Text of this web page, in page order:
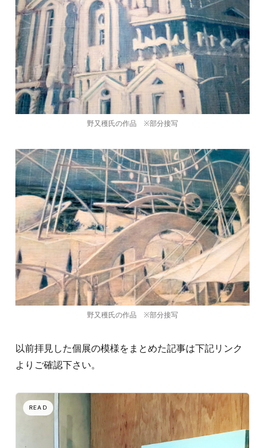
野又穫氏の作品 ※部分接写
野又穫氏の作品 ※部分接写
以前拝見した個展の模様をまとめた記事は下記リンク
よりご確認下さい。